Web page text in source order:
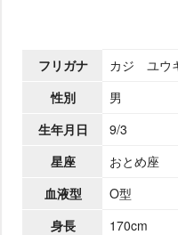
フリガナ
カジ ユウ
性別
男
生年月日
9/3
星座
おとめ座
血液型
O型
身長
170cm